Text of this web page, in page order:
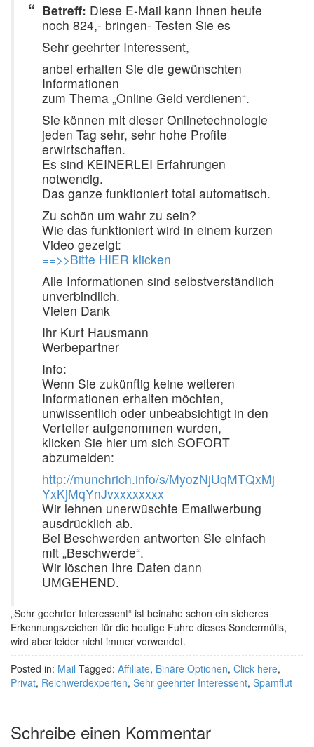
Betreff: Diese E-Mail kann Ihnen heute
noch 824,- bringen- Testen Sie es
Sehr geehrter Interessent,
anbei erhalten Sie die gewünschten
Informationen
zum Thema „Online Geld verdienen“.
Sie können mit dieser Onlinetechnologie
jeden Tag sehr, sehr hohe Profite
erwirtschaften.
Es sind KEINERLEI Erfahrungen
notwendig.
Das ganze funktioniert total automatisch.
Zu schön um wahr zu sein?
Wie das funktioniert wird in einem kurzen
Video gezeigt:
==>>Bitte HIER klicken
Alle Informationen sind selbstverständlich
unverbindlich.
Vielen Dank
Ihr Kurt Hausmann
Werbepartner
Info:
Wenn Sie zukünftig keine weiteren
Informationen erhalten möchten,
unwissentlich oder unbeabsichtigt in den
Verteiler aufgenommen wurden,
klicken Sie hier um sich SOFORT
abzumelden:
http://munchrich.info/s/MyozNjUqMTQxMj
YxKjMqYnJvxxxxxxxx
Wir lehnen unerwüschte Emailwerbung
ausdrücklich ab.
Bei Beschwerden antworten Sie einfach
mit „Beschwerde“.
Wir löschen Ihre Daten dann
UMGEHEND.
„Sehr geehrter Interessent“ ist beinahe schon ein sicheres
Erkennungszeichen für die heutige Fuhre dieses Sondermülls,
wird aber leider nicht immer verwendet.
Posted in: Mail Tagged: Affiliate, Binäre Optionen, Click here,
Privat, Reichwerdexperten, Sehr geehrter Interessent, Spamflut
Schreibe einen Kommentar